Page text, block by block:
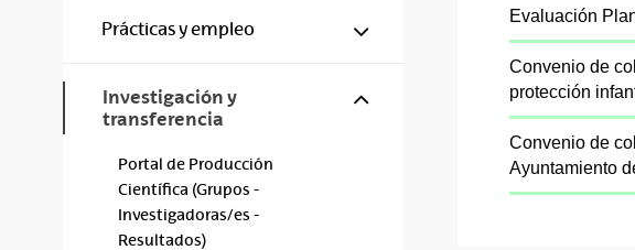
Prácticas y empleo Mostrar/ocultar
Investigación y
transferencia
Mostrar/ocultar
Portal de Producción
Científica (Grupos -
Investigadoras/es -
Resultados)
Evaluación
Convenio de
protección
Convenio de
Ayuntamiento